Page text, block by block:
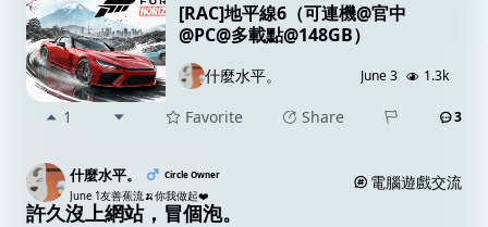
[RAC]地平線6（可連機@官中
@PC@多載點@148GB）
什麼水平。 June 3 1.3k
1 Favorite Share 3
什麼水平。 Circle Owner
June 1友善蕉流🍌你我做起❤️
電腦遊戲交流
許久沒上網站，冒個泡。